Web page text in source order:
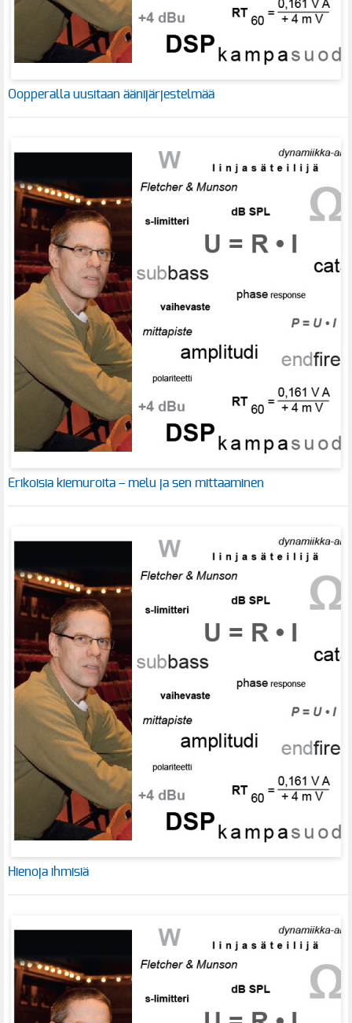
Oopperalla uusitaan äänijärjestelmää
Erikoisia kiemuroita – melu ja sen mittaaminen
Hienoja ihmisiä